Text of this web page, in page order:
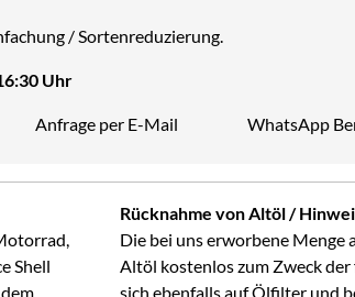
/ Sortenreduzierung.
Uhr
Anfrage per E-Mail WhatsApp
Shell
Rücknahme von Altöl /
Die bei uns erworbene
Altöl kostenlos zum Zweck
sich ebenfalls auf Ölfilter und